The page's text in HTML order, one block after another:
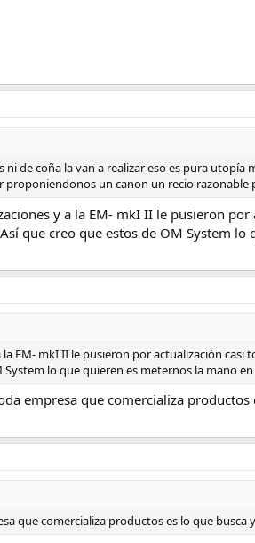
de coña la van a realizar eso es pura utopía
un canon un recio razonable
y a la EM- mkI II le pusieron
que creo que estos de OM System lo
EM- mkI II le pusieron por actualización casi
lo que quieren es meternos la mano
empresa que comercializa productos
que comercializa productos es lo que busca